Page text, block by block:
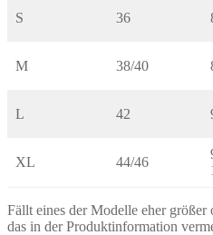
S 36
M 38/40
L 42
XL 44/46
Fällt eines der Modelle eher
das in der Produktinformation